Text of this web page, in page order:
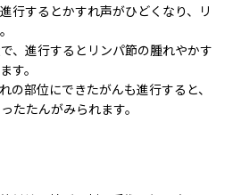
行するとかすれ声がひどくなり、リ
、進行するとリンパ節の腫れやかす
す。
の部位にできたがんも進行すると、
たたんがみられます。